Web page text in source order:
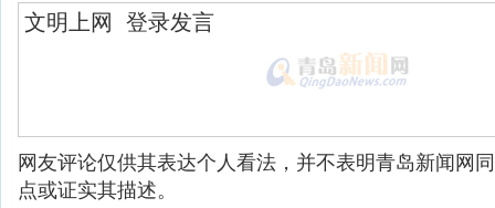
网友评论仅供其表达个人看法，并不表明青岛新闻网
点或证实其描述。